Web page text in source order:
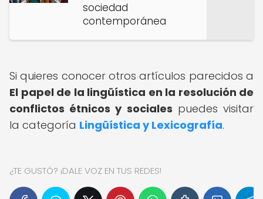
sociedad
contemporánea
Si quieres conocer otros artículos parecidos a
El papel de la lingüística en la resolución de
conflictos étnicos y sociales puedes visitar
la categoría Lingüística y Lexicografía.
¿TE GUSTÓ? ¡DALE VOZ EN TUS REDES!